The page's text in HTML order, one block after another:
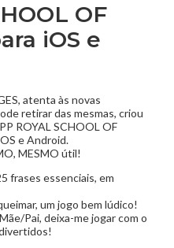
OF
iOS e
atenta às novas
retirar das mesmas, criou
ROYAL SCHOOL OF
e Android.
MESMO útil!
frases essenciais, em
um jogo bem lúdico!
Pai, deixa-me jogar com o